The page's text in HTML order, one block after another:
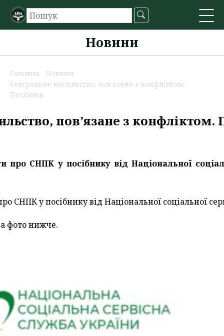
Новини
Головна
Новини
Сексуальне насильство, пов'язане з конфліктом.
Посібник
пов’язане з конфліктом.
про СНПК у посібнику від Національної
СНПК у посібнику від Національної соціальної
фото нижче.